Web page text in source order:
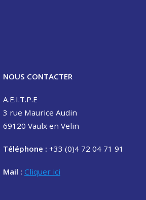
NOUS CONTACTER
A.E.I.T.P.E
3 rue Maurice Audin
69120 Vaulx en Velin
Téléphone : +33 (0)4 72 04 71 91
Mail : Cliquer ici